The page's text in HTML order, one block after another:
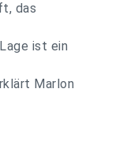
das
ist ein
Marlon